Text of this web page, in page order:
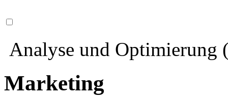
Analyse und Optimierung
Marketing